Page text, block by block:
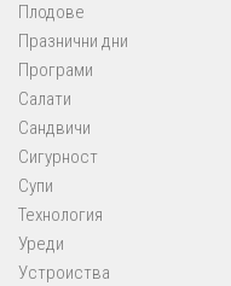
Плодове
Празнични дни
Програми
Салати
Сандвичи
Сигурност
Супи
Технология
Уреди
Устроиства